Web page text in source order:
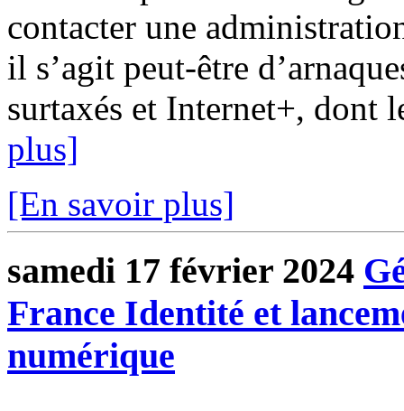
contacter une
il s’agit peut-être
surtaxés et Internet+, dont
plus]
[En savoir plus]
samedi 17 février 2024
France Identité et
numérique